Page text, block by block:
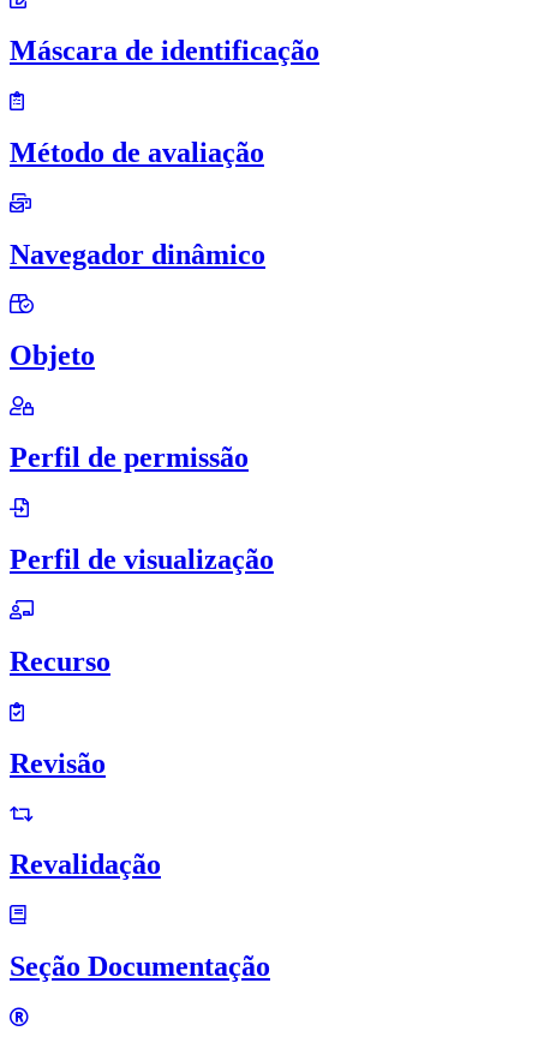
Máscara de identificação
Método de avaliação
Navegador dinâmico
Objeto
Perfil de permissão
Perfil de visualização
Recurso
Revisão
Revalidação
Seção Documentação